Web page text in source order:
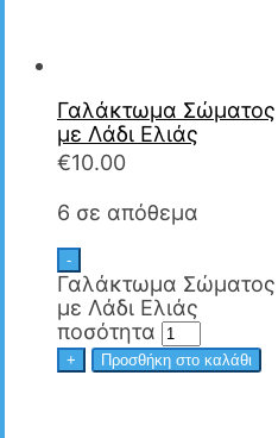
Γαλάκτωμα Σώματος
με Λάδι Ελιάς
€10.00
6 σε απόθεμα
-
Γαλάκτωμα Σώματος
με Λάδι Ελιάς
ποσότητα
+ Προσθήκη στο καλάθι